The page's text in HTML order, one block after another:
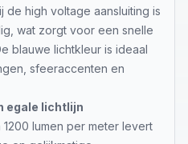
de high voltage aansluiting is
wat zorgt voor een snelle
blauwe lichtkleur is ideaal
sfeeraccenten en
egale lichtlijn
lumen per meter levert